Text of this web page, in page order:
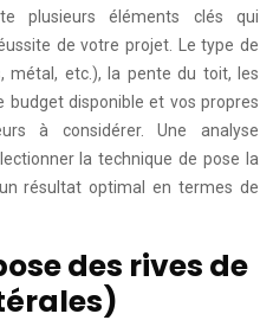
plusieurs éléments clés qui
de votre projet. Le type de
métal, etc.), la pente du toit, les
budget disponible et vos propres
à considérer. Une analyse
la technique de pose la
résultat optimal en termes de
des rives de